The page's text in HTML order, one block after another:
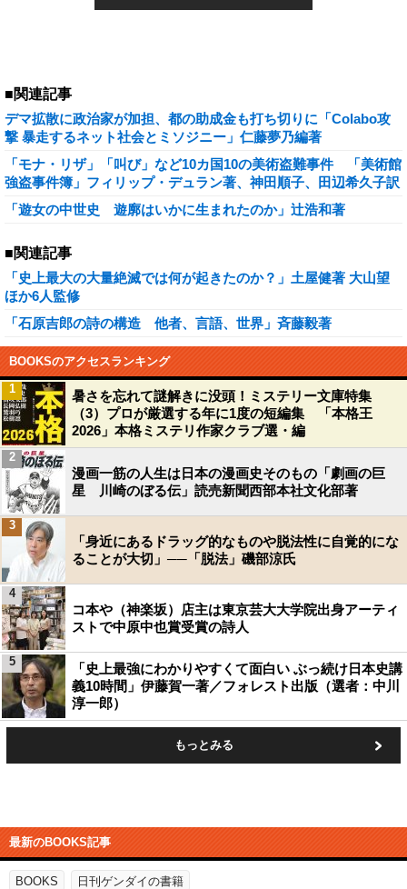
■関連記事
デマ拡散に政治家が加担、都の助成金も打ち切りに「Colabo攻
撃 暴走するネット社会とミソジニー」仁藤夢乃編著
「モナ・リザ」「叫び」など10カ国10の美術盗難事件 「美術館
強盗事件簿」フィリップ・デュラン著、神田順子、田辺希久子訳
「遊女の中世史 遊廓はいかに生まれたのか」辻浩和著
■関連記事
「史上最大の大量絶滅では何が起きたのか？」土屋健著 大山望
ほか6人監修
「石原吉郎の詩の構造 他者、言語、世界」斉藤毅著
BOOKSのアクセスランキング
暑さを忘れて謎解きに没頭！ミステリー文庫特集
（3）プロが厳選する年に1度の短編集 「本格王
2026」本格ミステリ作家クラブ選・編
1
漫画一筋の人生は日本の漫画史そのもの「劇画の巨
星 川崎のぼる伝」読売新聞西部本社文化部著
2
「身近にあるドラッグ的なものや脱法性に自覚的にな
ることが大切」──「脱法」磯部涼氏
3
コ本や（神楽坂）店主は東京芸大大学院出身アーティ
ストで中原中也賞受賞の詩人
4
「史上最強にわかりやすくて面白い ぶっ続け日本史講
義10時間」伊藤賀一著／フォレスト出版（選者：中川
淳一郎）
5
もっとみる
最新のBOOKS記事
BOOKS 日刊ゲンダイの書籍